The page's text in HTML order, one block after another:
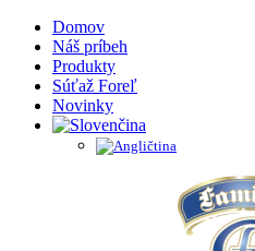
Domov
Náš príbeh
Produkty
Súťaž Foreľ
Novinky